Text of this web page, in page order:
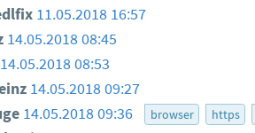
11.05.2018 16:57
14.05.2018 08:45
14.05.2018 08:53
14.05.2018 09:27
14.05.2018 09:36 browser https